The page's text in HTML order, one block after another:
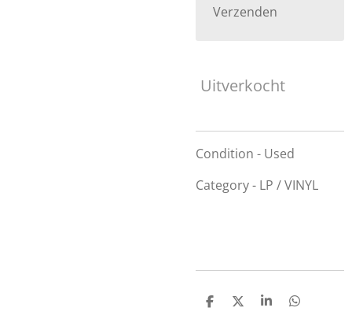
Verzenden
Uitverkocht
Condition - Used
Category - LP / VINYL
D
D
S
D